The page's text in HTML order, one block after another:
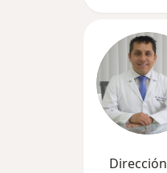
Dirección